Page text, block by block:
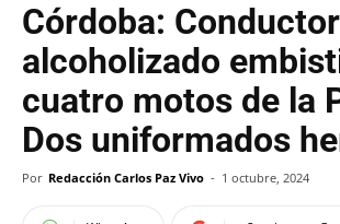
Córdoba: Conductor
alcoholizado
cuatro motos de la
Dos uniformados
Por Redacción Carlos Paz Vivo - 1 octubre, 2024